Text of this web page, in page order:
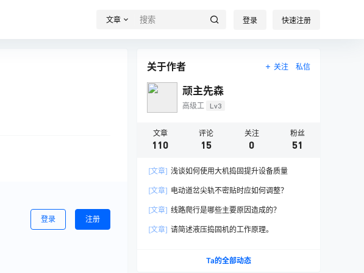
文章 登录 快速注册
登录 注册
关于作者 关注 私信
顽主先森
高级工 Lv3
文章
110
评论
15
关注
0
粉丝
51
[文章] 浅谈如何使用大机捣固提升设备质量
[文章] 电动道岔尖轨不密贴时应如何调整？
[文章] 线路爬行是哪些主要原因造成的？
[文章] 请简述液压捣固机的工作原理。
Ta的全部动态